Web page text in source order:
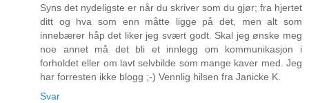
Syns det nydeligste er når du skriver som du gjør; fra hjertet
ditt og hva som enn måtte ligge på det, men alt som
innebærer håp det liker jeg svært godt. Skal jeg ønske meg
noe annet må det bli et innlegg om kommunikasjon i
forholdet eller om lavt selvbilde som mange kaver med. Jeg
har forresten ikke blogg ;-) Vennlig hilsen fra Janicke K.
Svar